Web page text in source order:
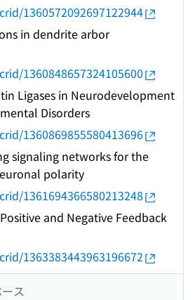
1360572092697122944
in dendrite arbor
1360848657324105600
Ligases in Neurodevelopment
Disorders
1360869855580413696
signaling networks for the
polarity
1361694366580213248
and Negative Feedback
1363383443963196672
ス